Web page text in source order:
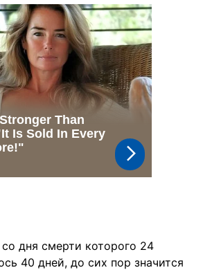
дня смерти которого 24
40 дней, до сих пор значится